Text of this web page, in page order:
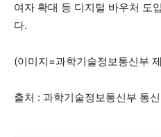
여자 확대 등 디지털 바우처 도
다.
(이미지=과학기술정보통신부
출처 : 과학기술정보통신부 통